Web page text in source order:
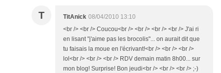
T TitAnick 08/04/2010 13:10
<br /> <br /> Coucou<br /> <br /> <br /> <br /> J'ai ri
en lisant "j'aime pas les brocolis"... on aurait dit que
tu faisais la moue en l'écrivant!<br /> <br /> <br />
lol<br /> <br /> <br /> RDV demain matin 8h00... sur
mon blog! Surprise! Bon jeudi<br /> <br /> <br /> ;-)